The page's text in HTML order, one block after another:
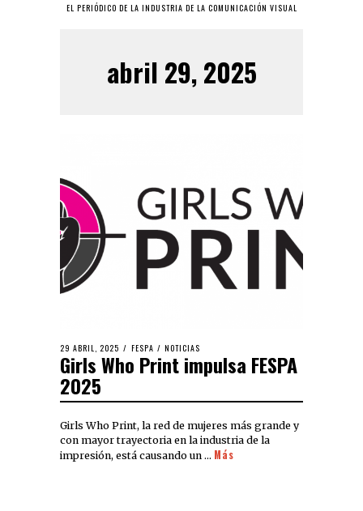
EL PERIÓDICO DE LA INDUSTRIA DE LA COMUNICACIÓN VISUAL
abril 29, 2025
29 ABRIL, 2025 FESPA / NOTICIAS
Girls Who Print impulsa FESPA
2025
Girls Who Print, la red de mujeres más grande y
con mayor trayectoria en la industria de la
impresión, está causando un … Más